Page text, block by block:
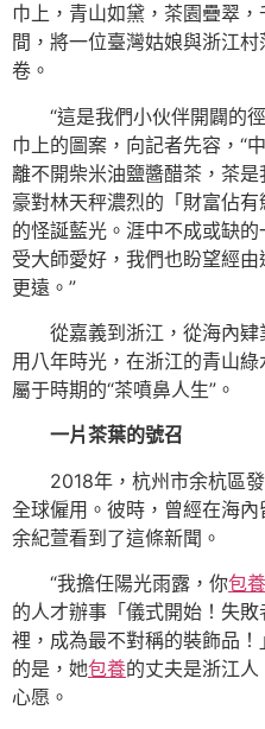
巾上，青山如黛，茶園疊翠
間，將一位臺灣姑娘與浙江
卷。
“這是我們小伙伴開闢的
巾上的圖案，向記者先容，“
離不開柴米油鹽醬醋茶，茶
豪對林天秤濃烈的「財富佔
的怪誕藍光。涯中不成或缺
受大師愛好，我們也盼望經
更遠。”
從嘉義到浙江，從海內
用八年時光，在浙江的青山
屬于時期的“茶噴鼻人生”。
一片茶葉的號召
2018年，杭州市余杭區
全球僱用。彼時，曾經在海
余紀萱看到了這條新聞。
“我擔任陽光雨露，你包
的人才辦事「儀式開始！失
裡，成為最不對稱的裝飾品
的是，她包養的丈夫是浙江
心愿。